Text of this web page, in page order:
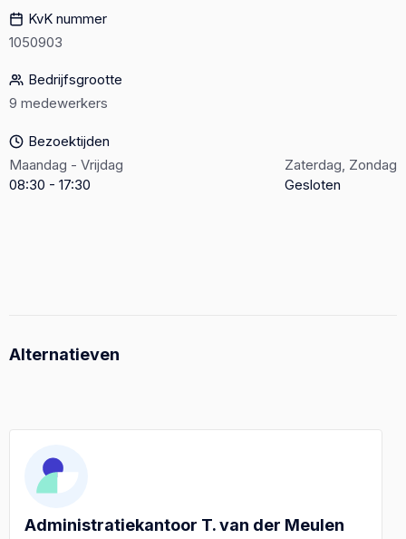
KvK nummer
1050903
Bedrijfsgrootte
9 medewerkers
Bezoektijden
Maandag - Vrijdag
08:30 - 17:30
Zaterdag, Zondag
Gesloten
Alternatieven
Administratiekantoor T. van der Meulen